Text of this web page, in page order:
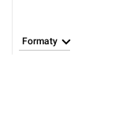
Formaty